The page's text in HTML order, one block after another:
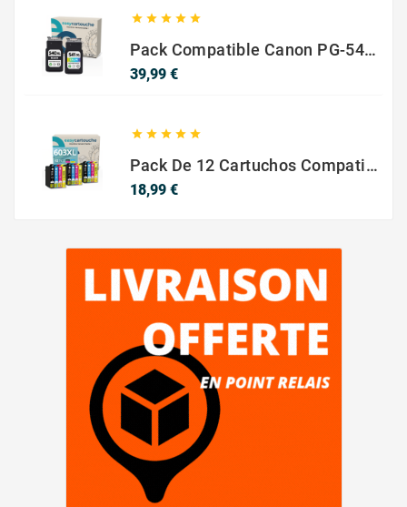
    
Pack Compatible Canon PG-540 XL / CL-541 XL ? Negro Y Color ? Alta Capacidad
39,99 €Precio
    
Pack De 12 Cartuchos Compatibles EPSON 603XL
18,99 €Precio